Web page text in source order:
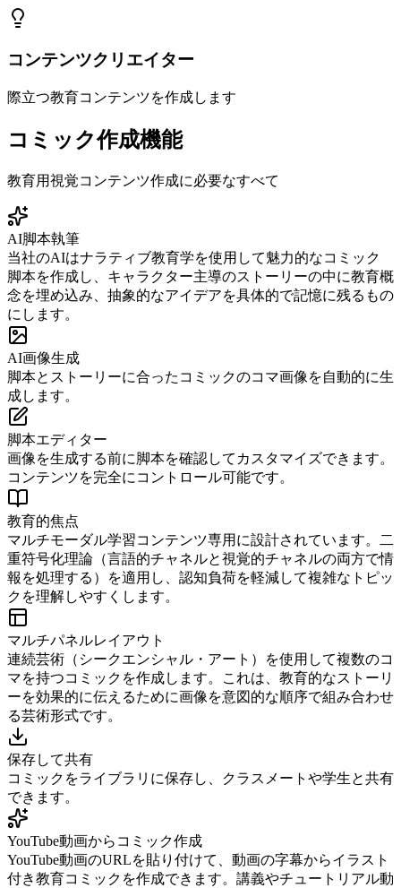
コンテンツクリエイター
際立つ教育コンテンツを作成します
コミック作成機能
教育用視覚コンテンツ作成に必要なすべて
AI脚本執筆
当社のAIはナラティブ教育学を使用して魅力的なコミック
脚本を作成し、キャラクター主導のストーリーの中に教育概
念を埋め込み、抽象的なアイデアを具体的で記憶に残るもの
にします。
AI画像生成
脚本とストーリーに合ったコミックのコマ画像を自動的に生
成します。
脚本エディター
画像を生成する前に脚本を確認してカスタマイズできます。
コンテンツを完全にコントロール可能です。
教育的焦点
マルチモーダル学習コンテンツ専用に設計されています。二
重符号化理論（言語的チャネルと視覚的チャネルの両方で情
報を処理する）を適用し、認知負荷を軽減して複雑なトピッ
クを理解しやすくします。
マルチパネルレイアウト
連続芸術（シークエンシャル・アート）を使用して複数のコ
マを持つコミックを作成します。これは、教育的なストーリ
ーを効果的に伝えるために画像を意図的な順序で組み合わせ
る芸術形式です。
保存して共有
コミックをライブラリに保存し、クラスメートや学生と共有
できます。
YouTube動画からコミック作成
YouTube動画のURLを貼り付けて、動画の字幕からイラスト
付き教育コミックを作成できます。講義やチュートリアル動